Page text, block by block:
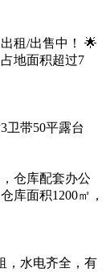
租/出售中！ 🌟
地面积超过7
卫带50平露台
仓库配套办公
库面积1200㎡，
，水电齐全，有